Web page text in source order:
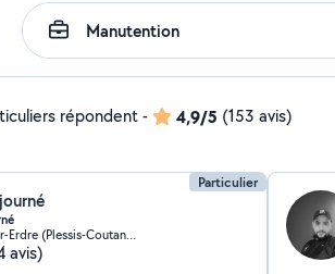
répondent- 4,9/5 (153 avis)
Particulier
La Chapelle-sur-Erdre (Plessis-Coutancière)
avis)